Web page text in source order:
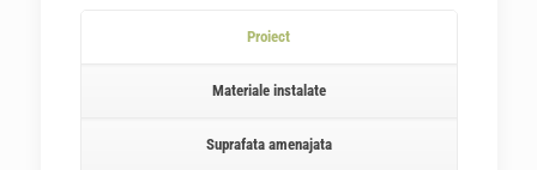
Proiect
Materiale instalate
Suprafata amenajata